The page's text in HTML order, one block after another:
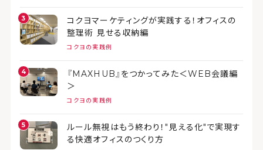
コクヨマーケティングが実践する！オフィスの
整理術 見せる収納編
コクヨの実践例
『MAXHUB』をつかってみた＜WEB会議編
＞
コクヨの実践例
ルール無視はもう終わり！"見える化"で実現す
る快適オフィスのつくり方